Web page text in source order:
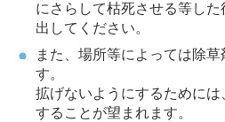
にさらして枯死させる等し
出してください。
また、場所等によっては除
す。
拡げないようにするために
することが望まれます。